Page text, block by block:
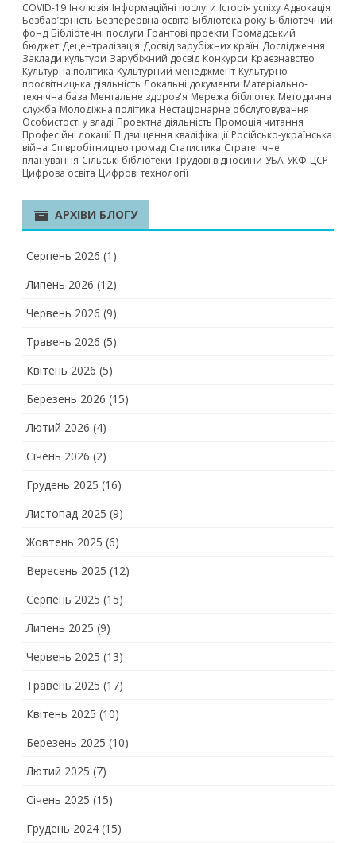
COVID-19 Інклюзія Інформаційні послуги Історія успіху Адвокація
Безбар’єрність Безперервна освіта Бібліотека року Бібліотечний
фонд Бібліотечні послуги Грантові проекти Громадський
бюджет Децентралізація Досвід зарубіжних країн Дослідження
Заклади культури Зарубіжний досвід Конкурси Краєзнавство
Культурна політика Культурний менеджмент Культурно-
просвітницька діяльність Локальні документи Матеріально-
технічна база Ментальне здоров'я Мережа бібліотек Методична
служба Молодіжна політика Нестаціонарне обслуговування
Особистості у владі Проектна діяльність Промоція читання
Професійні локації Підвищення кваліфікації Російсько-українська
війна Співробітництво громад Статистика Стратегічне
планування Сільські бібліотеки Трудові відносини УБА УКФ ЦСР
Цифрова освіта Цифрові технології
АРХІВИ БЛОГУ
Серпень 2026 (1)
Липень 2026 (12)
Червень 2026 (9)
Травень 2026 (5)
Квітень 2026 (5)
Березень 2026 (15)
Лютий 2026 (4)
Січень 2026 (2)
Грудень 2025 (16)
Листопад 2025 (9)
Жовтень 2025 (6)
Вересень 2025 (12)
Серпень 2025 (15)
Липень 2025 (9)
Червень 2025 (13)
Травень 2025 (17)
Квітень 2025 (10)
Березень 2025 (10)
Лютий 2025 (7)
Січень 2025 (15)
Грудень 2024 (15)